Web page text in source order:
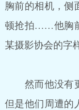
胸前的相机，侧
顿抢拍……他胸
某摄影协会的字
然而他没有更
但是他们周遭的